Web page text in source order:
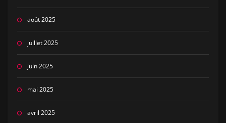
août 2025
juillet 2025
juin 2025
mai 2025
avril 2025